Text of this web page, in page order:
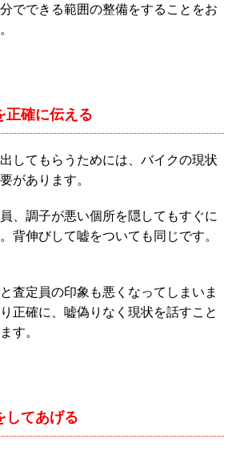
でできる範囲の整備をすることをお
正確に伝える
してもらうためには、バイクの現状
があります。
、調子が悪い個所を隠してもすぐに
背伸びして嘘をついても同じです。
査定員の印象も悪くなってしまいま
正確に、嘘偽りなく現状を話すこと
す。
してあげる